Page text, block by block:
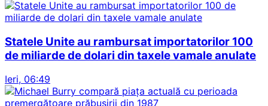
Statele Unite au rambursat importatorilor 100
de miliarde de dolari din taxele vamale anulate
Ieri, 06:49